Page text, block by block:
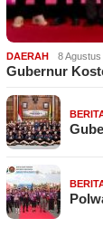
DAERAH 8
Gubernur